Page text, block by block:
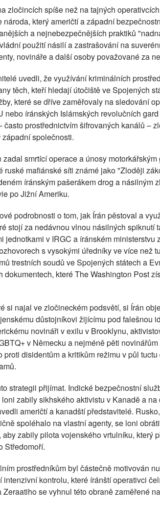
zločincích spíše než na tajných
národa, který američtí a západní
a nejnebezpečnějších praktiků
použití násilí a zastrašování na
novináře a další osoby považované za
uvedli, že využívání kriminálních
těch, kteří hledají útočiště ve Spojených
které se dříve zaměřovaly na sledování
nebo íránských Islámských revolučních
často prostřednictvím šifrovaných kanálů –
společnosti.
smrtící operace a únosy
ruské mafiánské síti známé jako "Zloději
íránským pašerákem drog a násilným
po Jižní Ameriku.
podrobnosti o tom, jak Írán pěstoval a
stojí za nedávnou vlnou násilných spiknutí
jednotkami v IRGC a íránském ministerstvu
s vysokými úředníky ve více než
trestních soudů ve Spojených státech a
dokumentech, které The Washington Post
si najal ve zločineckém podsvětí, si Írán
důstojníkovi žijícímu pod falešnou
novináři v exilu v Brooklynu,
v Německu a nejméně pěti novinářům
proti disidentům a kritikům režimu v půl
strategii přijímat. Indické bezpečnostní
zabily sikhského aktivistu v Kanadě a na
američtí a kanadští představitelé.
spoléhalo na vlastní agenty, se loni
zabily pilota vojenského vrtulníku, který
Středomoří.
prostředníkům byl částečně motivován
intenzivní kontrolu, které íránští operativci
se vyhnul této obraně zaměřené